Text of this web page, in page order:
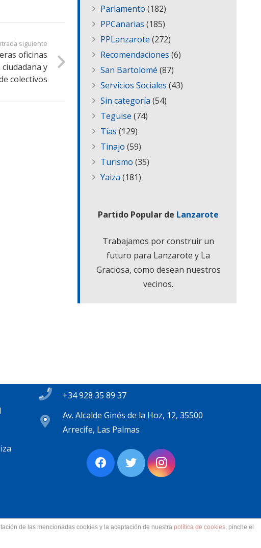
siguiente
oficinas
y
colectivos
Parlamento (182)
PPCanarias (185)
PPLanzarote (272)
Recomendaciones (6)
San Bartolomé (87)
Servicios Sociales (43)
Sin categoría (54)
Teguise (74)
Tías (129)
Tinajo (59)
Turismo (35)
Yaiza (181)
Partido Popular de Lanzarote
Trabajamos por construir un
futuro para Lanzarote y La
Graciosa, como desean nuestros
vecinos.
+34 928 35 89 37
Av. Alcalde Ginés de la Hoz, 12, 35500
Arrecife, Las Palmas
reservados.
de las mencionadas cookies y la aceptación de nuestra política de cookies, pinche el